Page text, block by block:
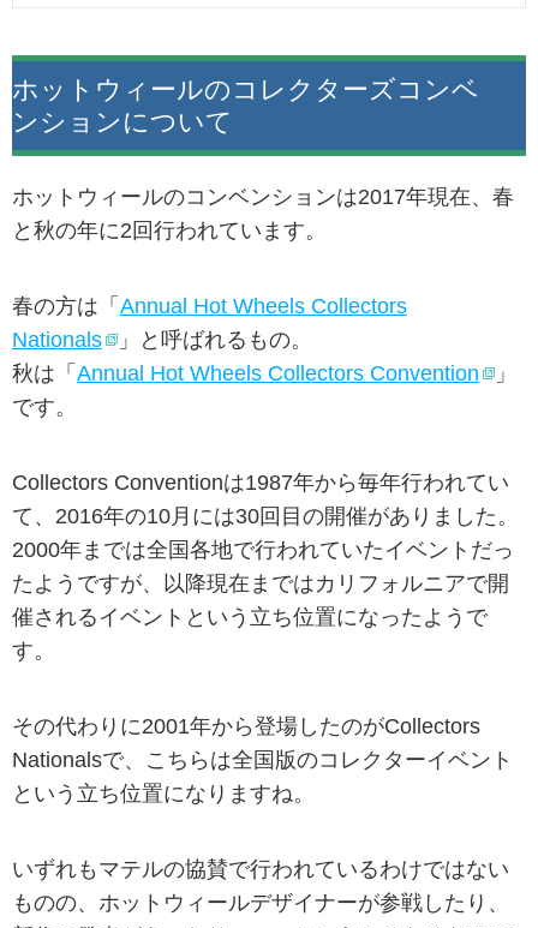
ホットウィールのコレクターズコンベ
ンションについて
ホットウィールのコンベンションは2017年現在、春
と秋の年に2回行われています。
春の方は「 Annual Hot Wheels Collectors
Nationals
」と呼ばれるもの。
秋は「 Annual Hot Wheels Collectors Convention
」
です。
Collectors Conventionは1987年から毎年行われてい
て、2016年の10月には30回目の開催がありました。
2000年までは全国各地で行われていたイベントだっ
たようですが、以降現在まではカリフォルニアで開
催されるイベントという立ち位置になったようで
す。
その代わりに2001年から登場したのがCollectors
Nationalsで、こちらは全国版のコレクターイベント
という立ち位置になりますね。
いずれもマテルの協賛で行われているわけではない
ものの、ホットウィールデザイナーが参戦したり、